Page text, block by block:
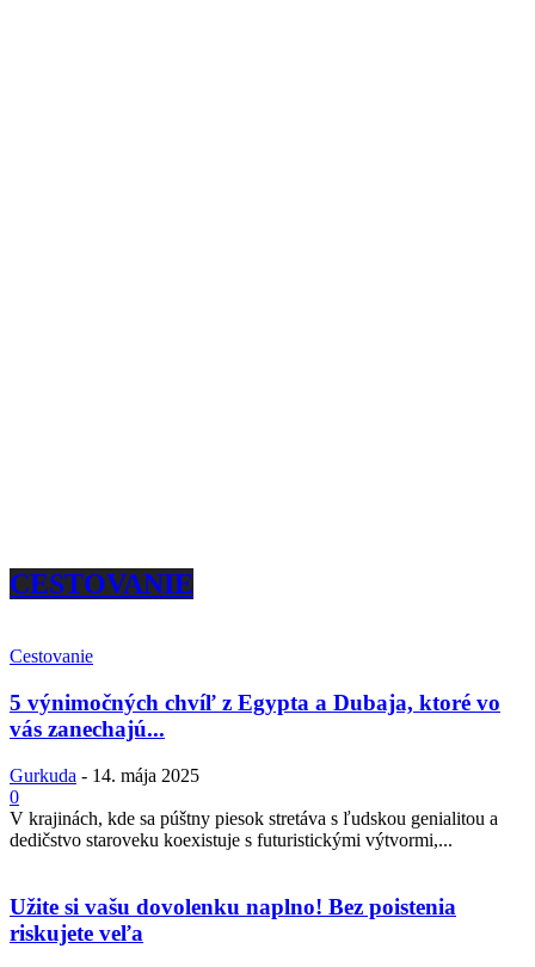
CESTOVANIE
Cestovanie
5 výnimočných chvíľ z Egypta a Dubaja, ktoré vo
vás zanechajú...
Gurkuda - 14. mája 2025
0
V krajinách, kde sa púštny piesok stretáva s ľudskou genialitou a
dedičstvo staroveku koexistuje s futuristickými výtvormi,...
Užite si vašu dovolenku naplno! Bez poistenia
riskujete veľa